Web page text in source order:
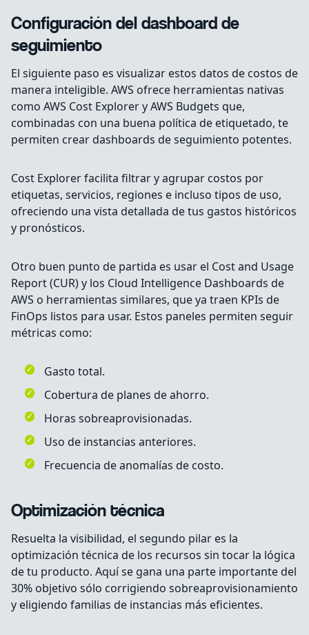
Configuración del dashboard de
seguimiento
El siguiente paso es visualizar estos datos de costos de
manera inteligible. AWS ofrece herramientas nativas
como AWS Cost Explorer y AWS Budgets que,
combinadas con una buena política de etiquetado, te
permiten crear dashboards de seguimiento potentes.
Cost Explorer facilita filtrar y agrupar costos por
etiquetas, servicios, regiones e incluso tipos de uso,
ofreciendo una vista detallada de tus gastos históricos
y pronósticos.
Otro buen punto de partida es usar el Cost and Usage
Report (CUR) y los Cloud Intelligence Dashboards de
AWS o herramientas similares, que ya traen KPIs de
FinOps listos para usar. Estos paneles permiten seguir
métricas como:
Gasto total.
Cobertura de planes de ahorro.
Horas sobreaprovisionadas.
Uso de instancias anteriores.
Frecuencia de anomalías de costo.
Optimización técnica
Resuelta la visibilidad, el segundo pilar es la
optimización técnica de los recursos sin tocar la lógica
de tu producto. Aquí se gana una parte importante del
30% objetivo sólo corrigiendo sobreaprovisionamiento
y eligiendo familias de instancias más eficientes.